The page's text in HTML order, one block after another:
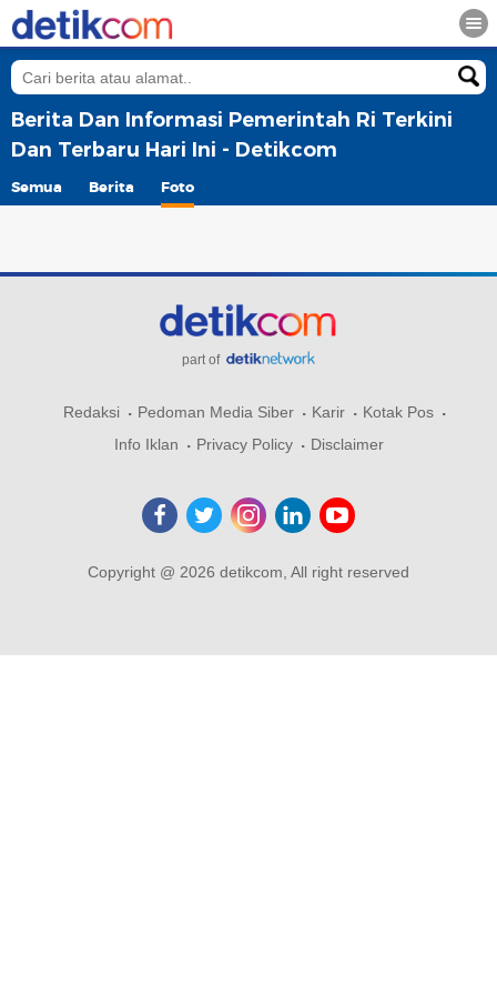
Berita Dan Informasi Pemerintah Ri Terkini
Dan Terbaru Hari Ini - Detikcom
Semua Berita Foto
part of
Redaksi Pedoman Media Siber Karir
Kotak Pos
Info Iklan
Privacy Policy Disclaimer
Copyright @ 2026 detikcom, All right reserved